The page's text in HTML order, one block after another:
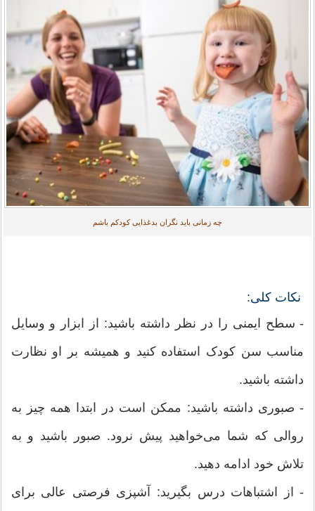
چه زمانی باید نگران بدغذایی کودکم باشم
نکات کلی:
- سطح ایمنی را در نظر داشته باشید: از ابزار و وسایل
مناسب سن کودک استفاده کنید و همیشه بر او نظارت
داشته باشید.
- صبوری داشته باشید: ممکن است در ابتدا همه چیز به
روالی که شما می‌خواهید پیش نرود. صبور باشید و به
تلاش خود ادامه دهید.
- از اشتباهات درس بگیرید: آشپزی فرصتی عالی برای